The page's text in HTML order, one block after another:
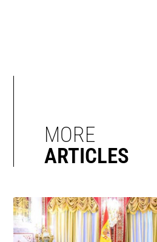
MORE
ARTICLES